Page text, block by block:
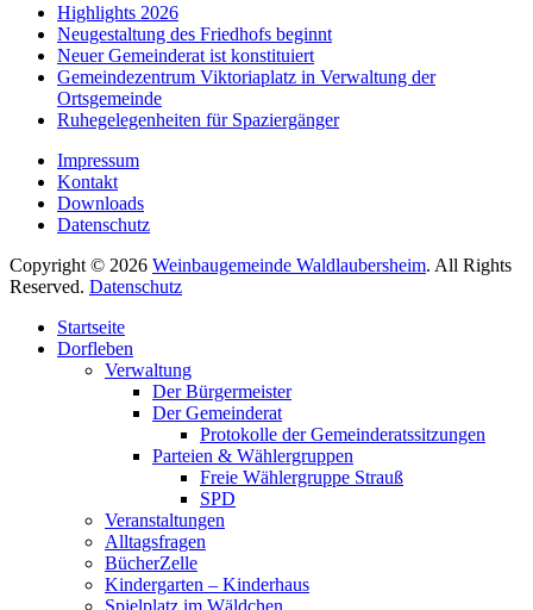
Highlights 2026
Neugestaltung des Friedhofs beginnt
Neuer Gemeinderat ist konstituiert
Gemeindezentrum Viktoriaplatz in Verwaltung der
Ortsgemeinde
Ruhegelegenheiten für Spaziergänger
Impressum
Kontakt
Downloads
Datenschutz
Copyright © 2026 Weinbaugemeinde Waldlaubersheim. All Rights
Reserved. Datenschutz
oben
scrollen
Startseite
Dorfleben
Verwaltung
Der Bürgermeister
Der Gemeinderat
Protokolle der Gemeinderatssitzungen
Parteien & Wählergruppen
Freie Wählergruppe Strauß
SPD
Veranstaltungen
Alltagsfragen
BücherZelle
Kindergarten – Kinderhaus
Spielplatz im Wäldchen